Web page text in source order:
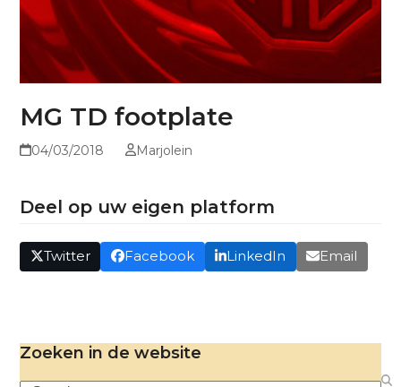
MG TD footplate
04/03/2018 Marjolein
Deel op uw eigen platform
Twitter Facebook LinkedIn Email
Zoeken in de website